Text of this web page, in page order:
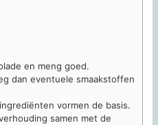
en meng goed.
dan eventuele smaakstoffen
vormen de basis.
samen met de